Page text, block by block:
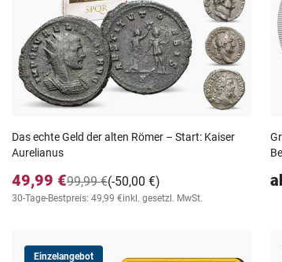
Das echte Geld der alten Römer – Start: Kaiser
Aurelianus
49,99 € (-50,00 €)
99,99 €
30-Tage-Bestpreis: 49,99 €inkl. gesetzl. MwSt.
Einzelangebot